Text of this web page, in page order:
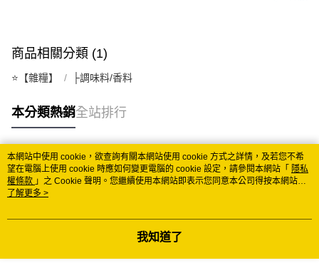
免運費
商品相關分類 (1)
⭐️【雜糧】 ├調味料/香料
本分類熱銷全站排行
熱門標籤
本網站中使用 cookie，欲查詢有關本網站使用 cookie 方式之詳情，及若您不希
望在電腦上使用 cookie 時應如何變更電腦的 cookie 設定，請參閱本網站「 隱私
權條款 」之 Cookie 聲明。您繼續使用本網站即表示您同意本公司得按本網站使
用條款之 Cookie 聲明使用 cookie。
了解更多 >
我知道了